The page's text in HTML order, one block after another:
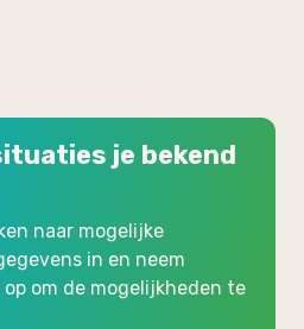
je bekend
naar mogelijke
in en neem
om de mogelijkheden te